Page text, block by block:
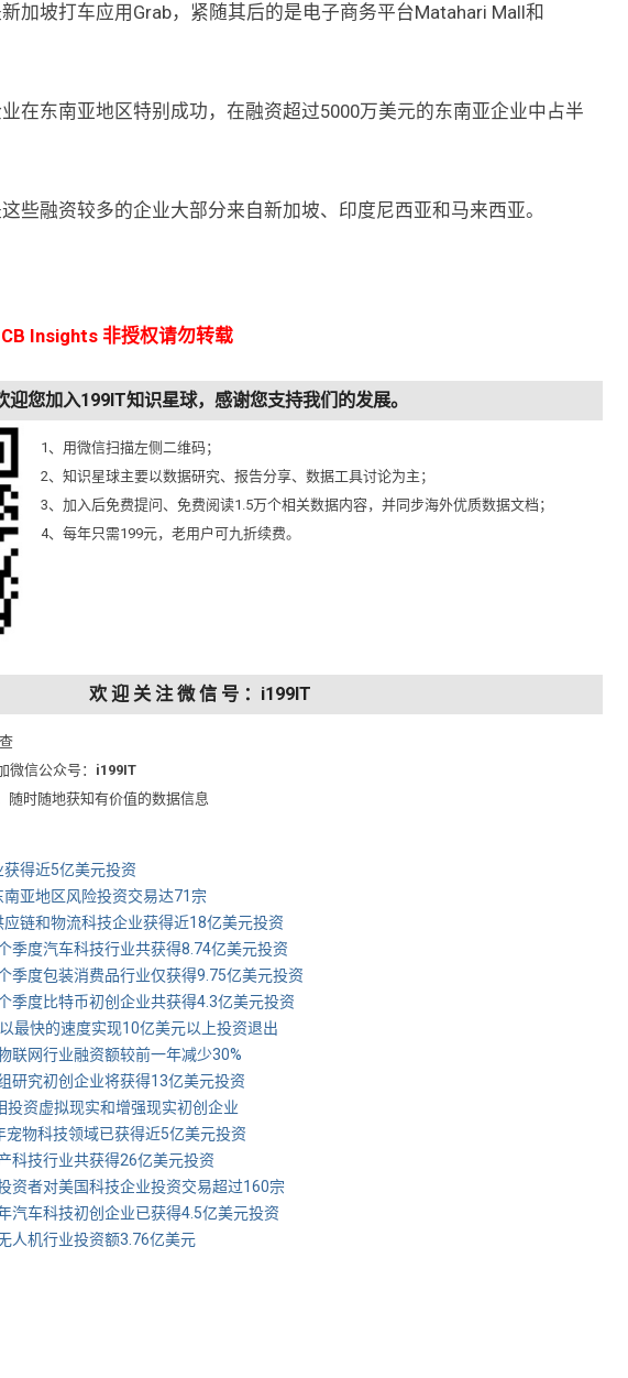
加坡打车应用Grab，紧随其后的是电子商务平台Matahari Mall和
在东南亚地区特别成功，在融资超过5000万美元的东南亚企业中占半
些融资较多的企业大部分来自新加坡、印度尼西亚和马来西亚。
Insights 非授权请勿转载
迎您加入199IT知识星球，感谢您支持我们的发展。
1、用微信扫描左侧二维码；
2、知识星球主要以数据研究、报告分享、数据工具讨论为主；
3、加入后免费提问、免费阅读1.5万个相关数据内容，并同步海外优质数据文档；
4、每年只需199元，老用户可九折续费。
欢 迎 关 注 微 信 号 ：i199IT
微信公众号： i199IT
随时随地获知有价值的数据信息
得近5亿美元投资
亚地区风险投资交易达71宗
链和物流科技企业获得近18亿美元投资
季度汽车科技行业共获得8.74亿美元投资
季度包装消费品行业仅获得9.75亿美元投资
季度比特币初创企业共获得4.3亿美元投资
最快的速度实现10亿美元以上投资退出
联网行业融资额较前一年减少30%
研究初创企业将获得13亿美元投资
投资虚拟现实和增强现实初创企业
物科技领域已获得近5亿美元投资
科技行业共获得26亿美元投资
资者对美国科技企业投资交易超过160宗
汽车科技初创企业已获得4.5亿美元投资
人机行业投资额3.76亿美元